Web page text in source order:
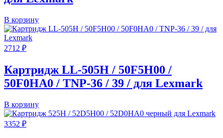
В корзину
2712 ₽
Картридж LL-505H / 50F5H00 /
50F0HA0 / TNP-36 / 39 / для Lexmark
В корзину
3352 ₽